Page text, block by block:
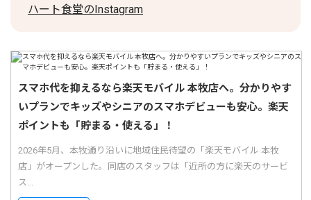
ハート食堂のInstagram
スマホ代を抑えるなら楽天モバイル 本牧店へ。分かりやす
いプランでキッズやシニアのスマホデビューも安心。楽天
ポイントも「貯まる・使える」！
2026年5月、本牧通り沿いに地域住民待望の「楽天モバイル 本牧
店」がオープンした。同店のスタッフは「近所の方に楽天のサービ
ス...